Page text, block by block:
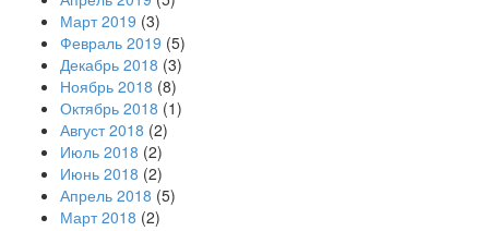
Март 2019 (3)
Февраль 2019 (5)
Декабрь 2018 (3)
Ноябрь 2018 (8)
Октябрь 2018 (1)
Август 2018 (2)
Июль 2018 (2)
Июнь 2018 (2)
Апрель 2018 (5)
Март 2018 (2)